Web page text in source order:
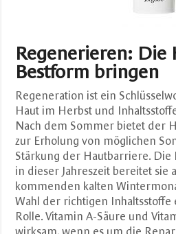
Regenerieren: Die
Bestform bringen
Regeneration ist ein
Haut im Herbst und
Nach dem Sommer bietet der
zur Erholung von möglichen
Stärkung der Hautbarriere.
in dieser Jahreszeit bereitet sie
kommenden kalten
Wahl der richtigen Inhaltsstoffe
Rolle. Vitamin A-Säure und
wirksam, wenn es um die